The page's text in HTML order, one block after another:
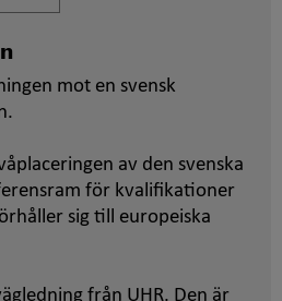
mot en svensk
av den svenska
för kvalifikationer
sig till europeiska
från UHR. Den är